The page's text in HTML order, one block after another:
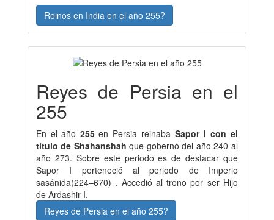
Reinos en India en el año 255?
Reyes de Persia en el
255
En el año 255 en Persia reinaba Sapor I con el
título de Shahanshah que gobernó del año 240 al
año 273. Sobre este periodo es de destacar que
Sapor I perteneció al periodo de Imperio
sasánida(224–670) . Accedió al trono por ser Hijo
de Ardashir I.
Reyes de Persia en el año 255?